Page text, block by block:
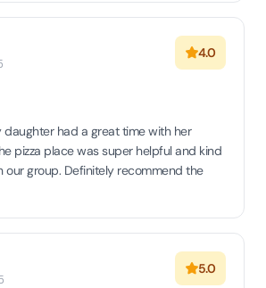
4.0
daughter had a great time with her
pizza place was super helpful and kind
our group. Definitely recommend the
5.0